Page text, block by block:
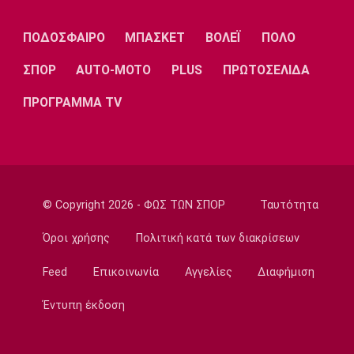
22:35
Επίσημα στη Ρεάλ Μαδρίτης ο Ντιομαντέ
22:20
Κολύμβηση
κάνατε υπερήφανους και ευτυχισμένους»
Ο Ζορζίνιο στον Πανσερραϊκό
ΠΟΔΟΣΦΑΙΡΟ ΜΠΑΣΚΕΤ ΒΟΛΕΪ ΠΟΛΟ
ΣΠΟΡ AUTO-MOTO PLUS ΠΡΩΤΟΣΕΛΙΔΑ
ΠΡΟΓΡΑΜΜΑ TV
© Copyright 2026 - ΦΩΣ ΤΩΝ ΣΠΟΡ Ταυτότητα
Όροι χρήσης Πολιτική κατά των διακρίσεων
Feed Επικοινωνία Αγγελίες Διαφήμιση
Έντυπη έκδοση